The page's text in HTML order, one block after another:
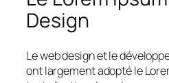
Design
Le web design et le
ont largement adopté le